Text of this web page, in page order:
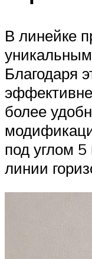
В линейке
Благодаря
более
под углом 5
линии